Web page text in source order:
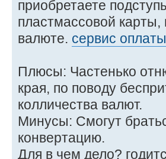
приобретаете
пластмассовой карты,
валюте. сервис
Плюсы: Частенько
края, по поводу
колличества валют.
Минусы: Смогут
конвертацию.
Для в чем дело?